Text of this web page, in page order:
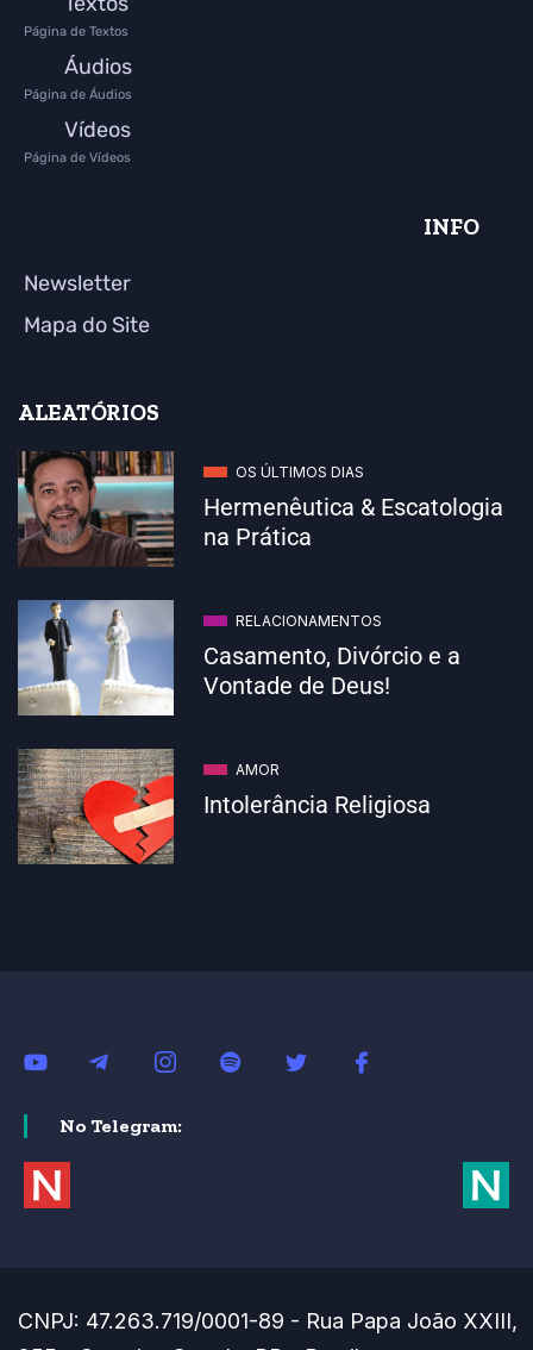
Página de Textos
Áudios
Página de Áudios
Vídeos
Página de Vídeos
INFO
Newsletter
Mapa do Site
ALEATÓRIOS
OS ÚLTIMOS DIAS
Hermenêutica & Escatologia
na Prática
RELACIONAMENTOS
Casamento, Divórcio e a
Vontade de Deus!
AMOR
Intolerância Religiosa
No Telegram:
CNPJ: 47.263.719/0001-89 - Rua Papa João XXIII,